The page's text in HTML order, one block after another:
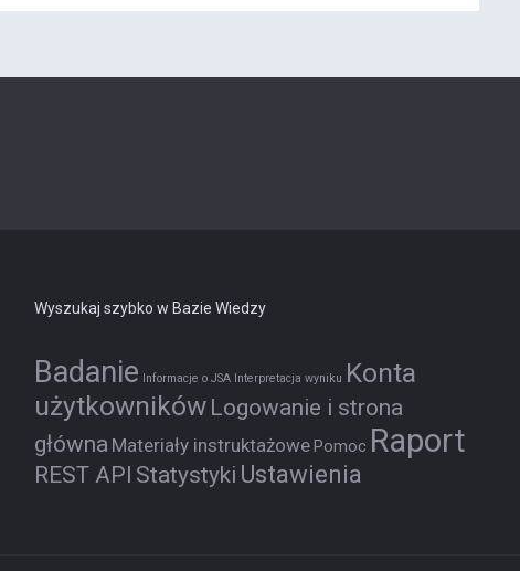
Wyszukaj szybko w Bazie Wiedzy
Badanie Informacje o JSA Interpretacja wyniku Konta
użytkowników Logowanie i strona
główna Materiały instruktażowe Pomoc Raport
REST API Statystyki Ustawienia